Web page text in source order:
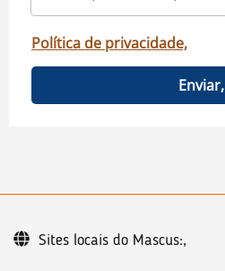
Política de privacidade,
Enviar,
Sites locais do Mascus:,